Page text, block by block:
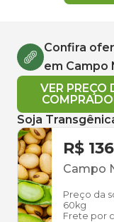
Confira
em Campo
VER PREÇO
Soja
R$
Campo
Preço da
60kg
Frete por